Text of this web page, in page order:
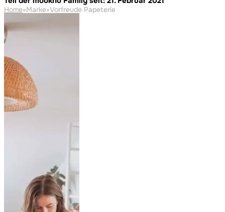
Home»Marke»Vorfreude Papeterie